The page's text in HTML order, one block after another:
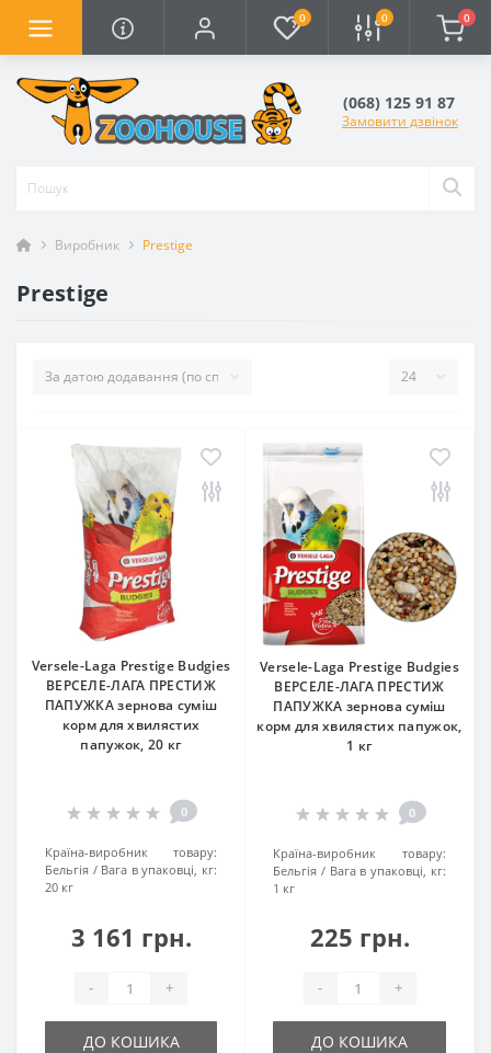
0 0 0
(068) 125 91 87
Замовити дзвінок
Виробник Prestige
Prestige
Versele-Laga Prestige Вudgies
ВЕРСЕЛЕ-ЛАГА ПРЕСТИЖ
ПАПУЖКА зернова суміш
корм для хвилястих
папужок, 20 кг
0
Країна-виробник товару:
Бельгія
Вага в упаковці, кг:
20 кг
3 161 грн.
- +
ДО КОШИКА
Versele-Laga Prestige Вudgies
ВЕРСЕЛЕ-ЛАГА ПРЕСТИЖ
ПАПУЖКА зернова суміш
корм для хвилястих папужок,
1 кг
0
Країна-виробник товару:
Бельгія
Вага в упаковці, кг:
1 кг
225 грн.
- +
ДО КОШИКА